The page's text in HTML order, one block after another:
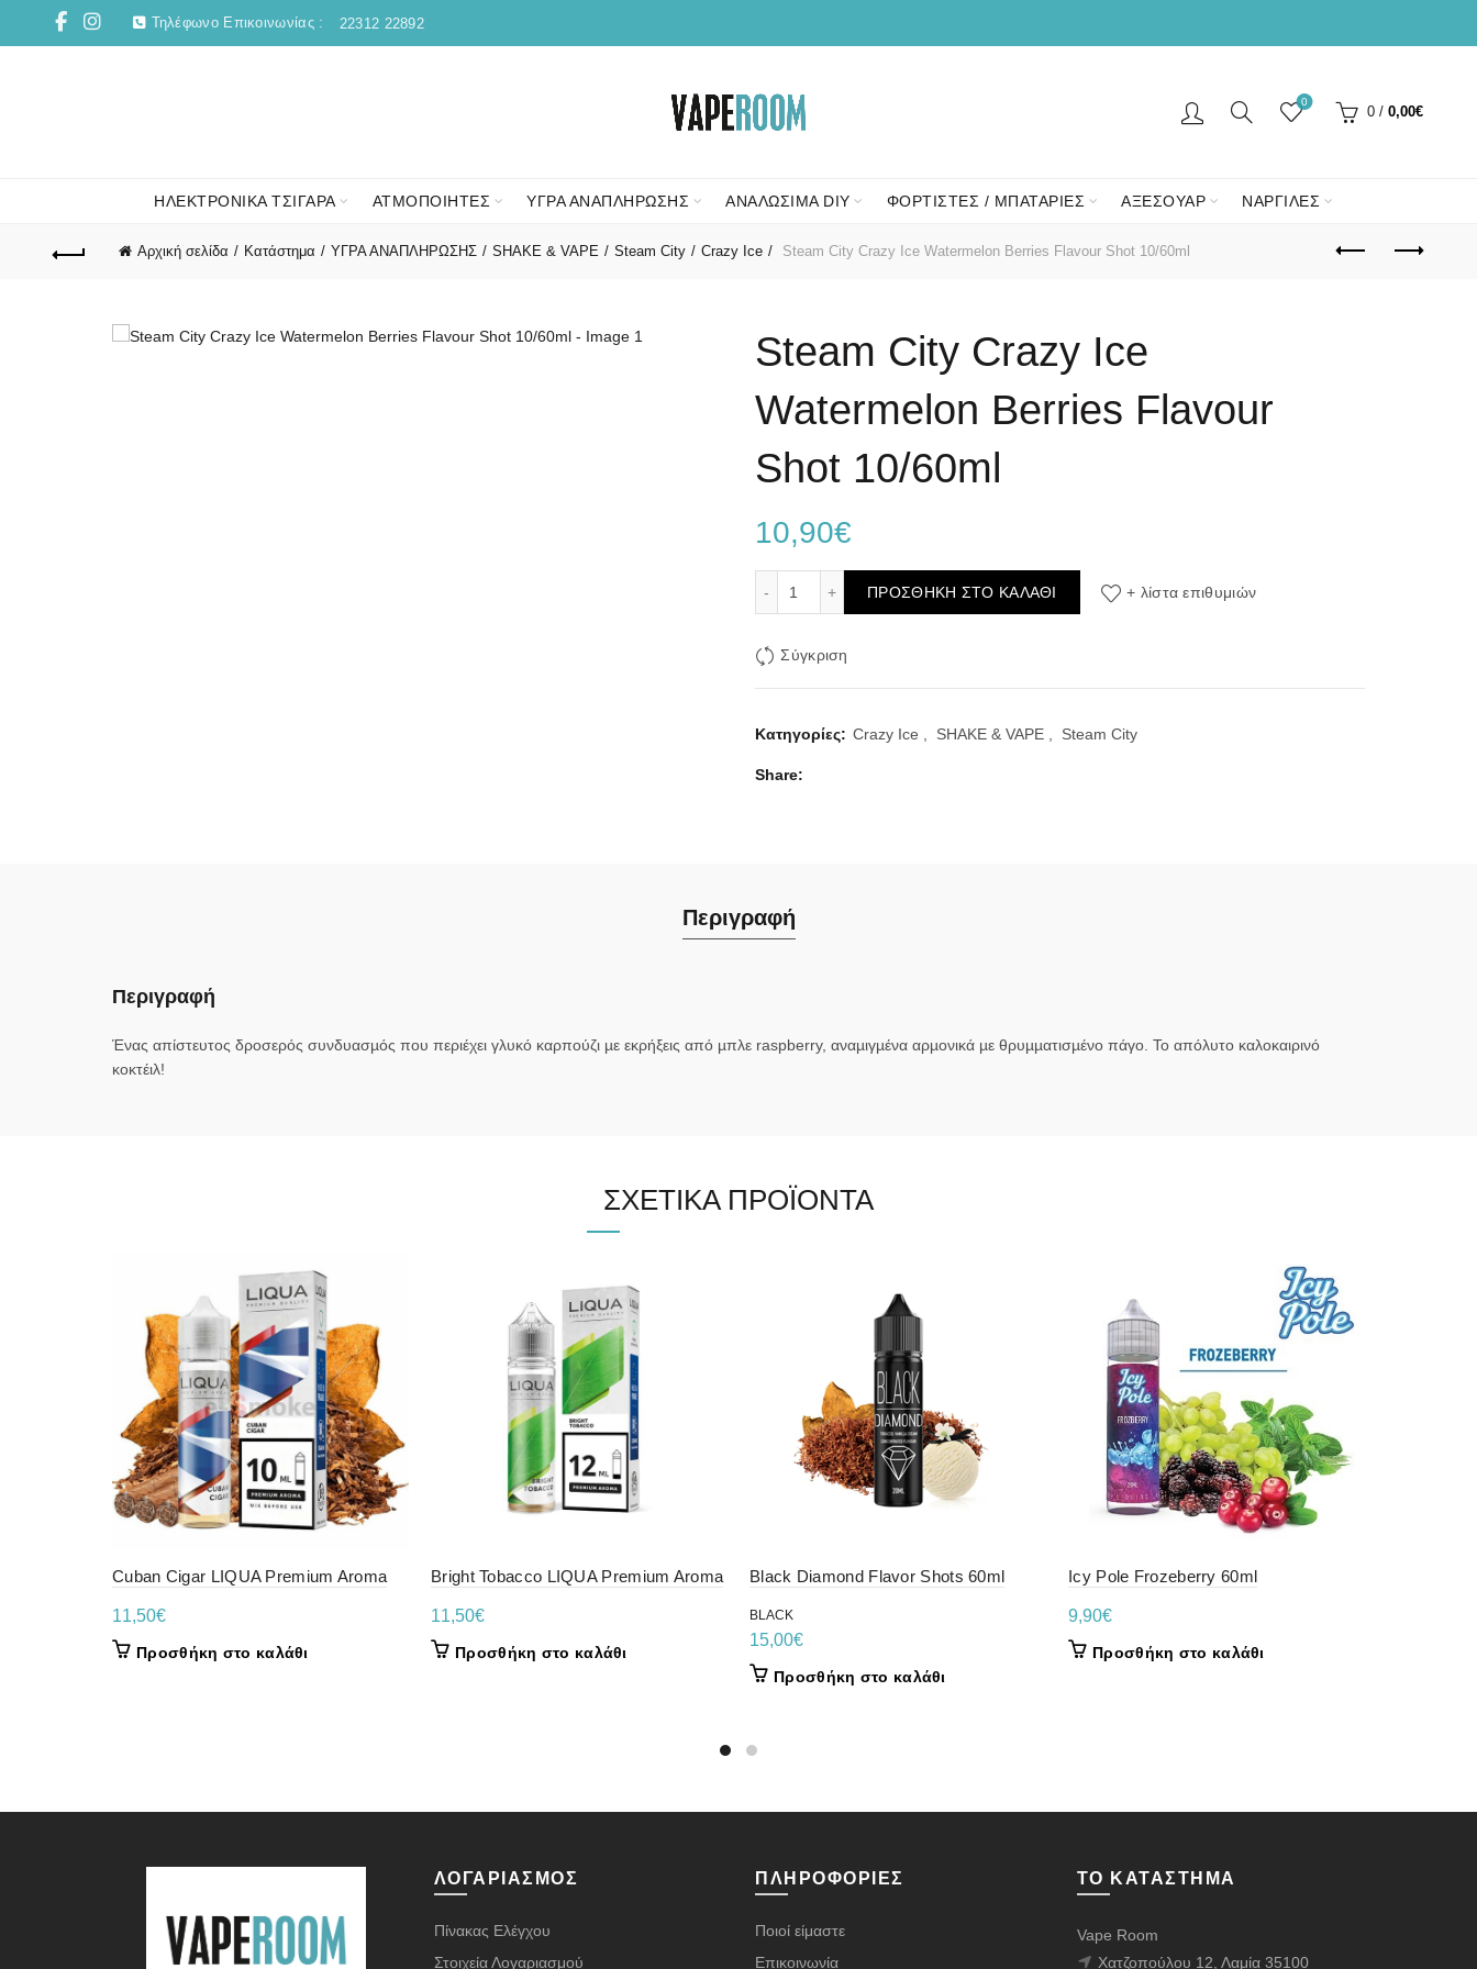
Τηλέφωνο Επικοινωνίας : 22312 22892
0
0 / 0,00€
ΗΛΕΚΤΡΟΝΙΚΑ ΤΣΙΓΑΡΑ ΑΤΜΟΠΟΙΗΤΕΣ ΥΓΡΑ ΑΝΑΠΛΗΡΩΣΗΣ ΑΝΑΛΩΣΙΜΑ DIY ΦΟΡΤΙΣΤΕΣ / ΜΠΑΤΑΡΙΕΣ ΑΞΕΣΟΥΑΡ ΝΑΡΓΙΛΕΣ
Αρχική σελίδα Κατάστημα ΥΓΡΑ ΑΝΑΠΛΗΡΩΣΗΣ SHAKE & VAPE Steam City Crazy Ice Steam City Crazy Ice Watermelon Berries Flavour Shot 10/60ml
Steam City Crazy Ice
Watermelon Berries Flavour
Shot 10/60ml
10,90€
Steam City Crazy Ice Watermelon Berries Flavour Shot 10/60ml ποσότητα
ΠΡΟΣΘΉΚΗ ΣΤΟ ΚΑΛΆΘΙ + λίστα επιθυμιών
Σύγκριση
Κατηγορίες: Crazy Ice SHAKE & VAPE Steam City
Share
Περιγραφή
Περιγραφή
Ένας απίστευτος δροσερός συνδυασµός που περιέχει γλυκό καρπούζι µε εκρήξεις από µπλε raspberry, αναµιγµένα αρµονικά µε θρυµµατισµένο πάγο. Το απόλυτο καλοκαιρινό
κοκτέιλ!
ΣΧΕΤΙΚΆ ΠΡΟΪΌΝΤΑ
Cuban Cigar LIQUA Premium Aroma
11,50€
Προσθήκη στο καλάθι
Bright Tobacco LIQUA Premium Aroma
11,50€
Προσθήκη στο καλάθι
Black Diamond Flavor Shots 60ml
BLACK
15,00€
Προσθήκη στο καλάθι
Icy Pole Frozeberry 60ml
9,90€
Προσθήκη στο καλάθι
ΛΟΓΑΡΙΑΣΜΌΣ
Πίνακας Ελέγχου
Στοιχεία Λογαριασμού
ΠΛΗΡΟΦΟΡΊΕΣ
Ποιοί είμαστε
Επικοινωνία
ΤΟ ΚΑΤΆΣΤΗΜΑ
Vape Room
Χατζοπούλου 12, Λαμία 35100